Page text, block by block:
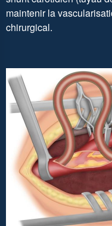
maintenir la
chirurgical.